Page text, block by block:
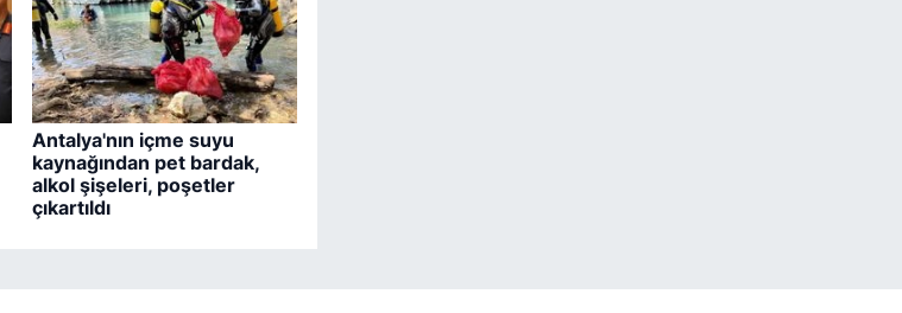
Antalya'nın içme suyu
kaynağından pet bardak,
alkol şişeleri, poşetler
çıkartıldı